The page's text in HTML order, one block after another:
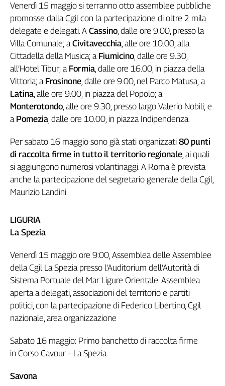
Venerdì 15 maggio si terranno otto assemblee pubbliche
promosse dalla Cgil con la partecipazione di oltre 2 mila
delegate e delegati. A Cassino, dalle ore 9.00, presso la
Villa Comunale; aCivitavecchia, alle ore 10.00, alla
Cittadella della Musica; a Fiumicino, dalle ore 9.30,
all’Hotel Tibur; a Formia, dalle ore 16.00, in piazza della
Vittoria; a Frosinone, dalle ore 9.00, nel Parco Matusa; a
Latina, alle ore 9.00, in piazza del Popolo; a
Monterotondo, alle ore 9.30, presso largo Valerio Nobili; e
a Pomezia, dalle ore 10.00, in piazza Indipendenza.
Per sabato 16 maggio sono già stati organizzati 80 punti
di raccolta firme in tutto il territorio regionale, ai quali
si aggiungono numerosi volantinaggi. A Roma è prevista
anche la partecipazione del segretario generale della Cgil,
Maurizio Landini.
LIGURIA
La Spezia
Venerdì 15 maggio ore 9:00, Assemblea delle Assemblee
della Cgil La Spezia presso l’Auditorium dell’Autorità di
Sistema Portuale del Mar Ligure Orientale. Assemblea
aperta a delegati, associazioni del territorio e partiti
politici, con la partecipazione di Federico Libertino, Cgil
nazionale, area organizzazione
Sabato 16 maggio: Primo banchetto di raccolta firme
in Corso Cavour – La Spezia.
Savona